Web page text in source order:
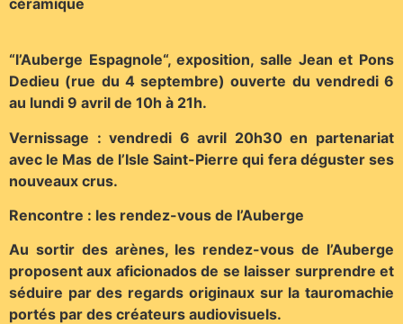
“l’Auberge Espagnole“, exposition, salle Jean et Pons
Dedieu (rue du 4 septembre) ouverte du vendredi 6
au lundi 9 avril de 10h à 21h.
Vernissage : vendredi 6 avril 20h30 en partenariat
avec le Mas de l’Isle Saint-Pierre qui fera déguster ses
nouveaux crus.
Rencontre : les rendez-vous de l’Auberge
Au sortir des arènes, les rendez-vous de l’Auberge
proposent aux aficionados de se laisser surprendre et
séduire par des regards originaux sur la tauromachie
portés par des créateurs audiovisuels.